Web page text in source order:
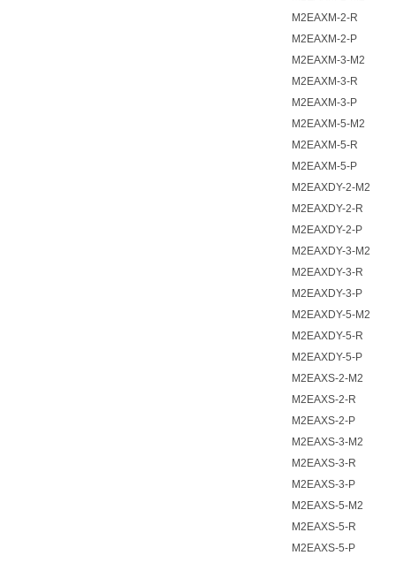
M2EAXM-2-R
M2EAXM-2-P
M2EAXM-3-M2
M2EAXM-3-R
M2EAXM-3-P
M2EAXM-5-M2
M2EAXM-5-R
M2EAXM-5-P
M2EAXDY-2-M2
M2EAXDY-2-R
M2EAXDY-2-P
M2EAXDY-3-M2
M2EAXDY-3-R
M2EAXDY-3-P
M2EAXDY-5-M2
M2EAXDY-5-R
M2EAXDY-5-P
M2EAXS-2-M2
M2EAXS-2-R
M2EAXS-2-P
M2EAXS-3-M2
M2EAXS-3-R
M2EAXS-3-P
M2EAXS-5-M2
M2EAXS-5-R
M2EAXS-5-P